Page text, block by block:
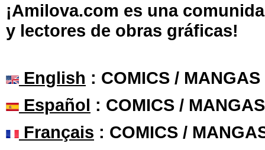
¡Amilova.com es una
y lectores de obras gráficas!
English : COMICS /
Español : COMICS /
Français : COMICS /